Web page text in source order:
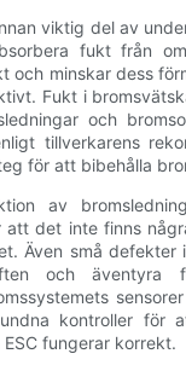
viktig del av
fukt från
och minskar dess
Fukt i
och
tillverkarens
för att bibehålla
av
att det inte finns
Även små defekter
och äventyra
kontroller för
fungerar korrekt.